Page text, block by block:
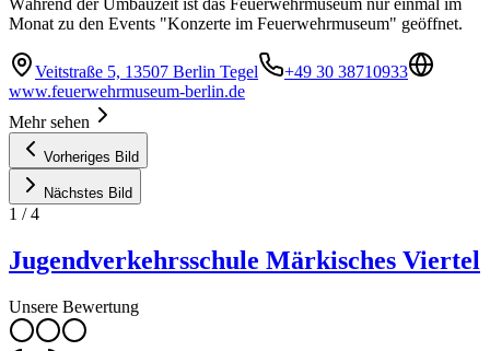
Während der Umbauzeit ist das Feuerwehrmuseum nur einmal im
Monat zu den Events "Konzerte im Feuerwehrmuseum" geöffnet.
Veitstraße 5, 13507 Berlin Tegel
+49 30 38710933
www.feuerwehrmuseum-berlin.de
Mehr sehen
Vorheriges Bild
Nächstes Bild
1 /4
Jugendverkehrsschule Märkisches Viertel
Unsere Bewertung